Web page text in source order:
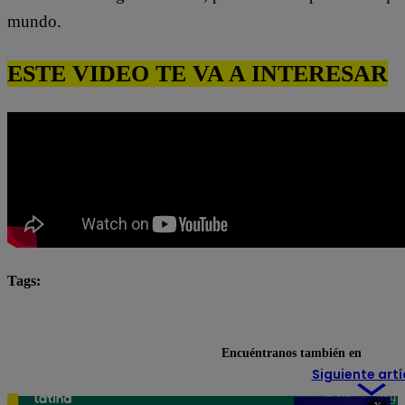
mundo.
ESTE VIDEO TE VA A INTERESAR
Tags:
Siguiente
Encuéntranos también en
Teléfono: 219